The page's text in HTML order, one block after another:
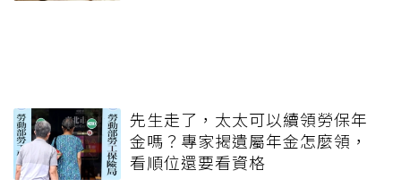
先生走了，太太可以續領勞保年
金嗎？專家揭遺屬年金怎麼領，
看順位還要看資格